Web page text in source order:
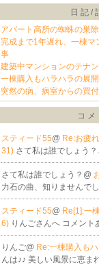
日記/
アパート高所の蜘蛛の巣
完成まで1年遅れ、一棟
事
建築中マンションのテナ
一棟購入もハラハラの展開
突然の病、病室からの買付
コ
スティード55@ Re:お疲
31) さて私は誰でしょう
さて私は誰でしょう？@
力石の曲、知りませんで
スティード55@ Re[1]:一
6) りんごさんへ コメン
りんご@ Re:一棟購入も
んは♪♪ 美しい風景に恵ま